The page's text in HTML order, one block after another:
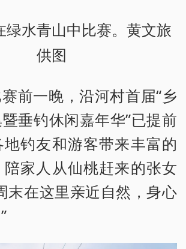
绿水青山中比赛。黄文旅
供图
前一晚，沿河村首届“乡
垂钓休闲嘉年华”已提前
钓友和游客带来丰富的
家人从仙桃赶来的张女
末在这里亲近自然，身心